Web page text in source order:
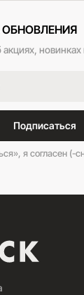
новинках
Подписаться
я согласен (-